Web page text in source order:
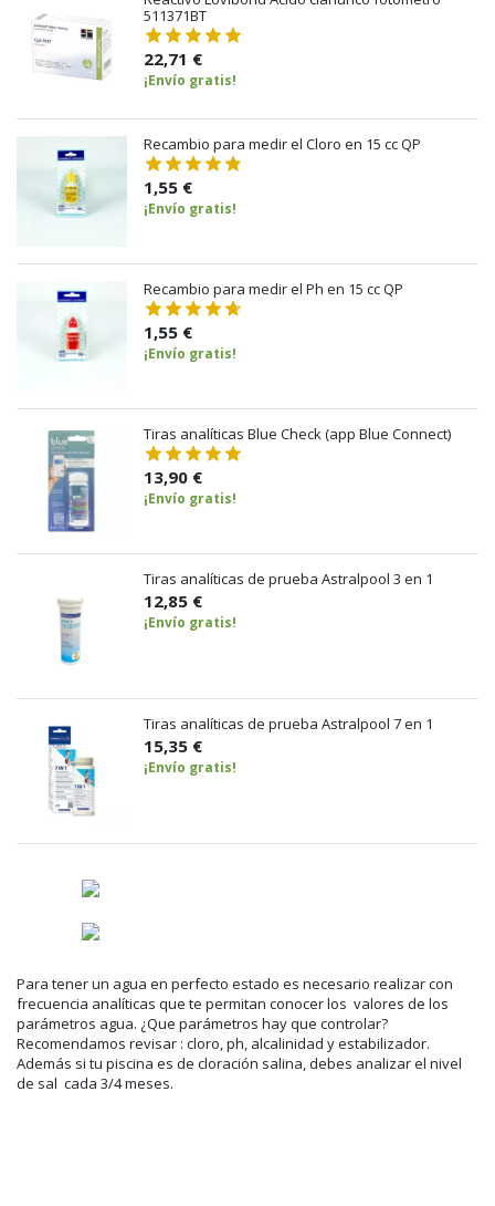
511371BT
22,71 €
¡Envío gratis!
Recambio para medir el Cloro en 15 cc QP
1,55 €
¡Envío gratis!
Recambio para medir el Ph en 15 cc QP
1,55 €
¡Envío gratis!
Tiras analíticas Blue Check (app Blue Connect)
13,90 €
¡Envío gratis!
Tiras analíticas de prueba Astralpool 3 en 1
12,85 €
¡Envío gratis!
Tiras analíticas de prueba Astralpool 7 en 1
15,35 €
¡Envío gratis!
Para tener un agua en perfecto estado es necesario realizar con
frecuencia analíticas que te permitan conocer los valores de los
parámetros agua. ¿Que parámetros hay que controlar?
Recomendamos revisar : cloro, ph, alcalinidad y estabilizador.
Además si tu piscina es de cloración salina, debes analizar el nivel
de sal cada 3/4 meses.